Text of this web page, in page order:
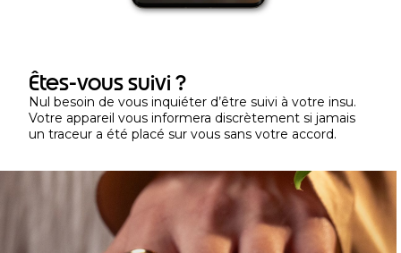
Êtes-vous suivi ?
Nul besoin de vous inquiéter d’être suivi à votre insu.
Votre appareil vous informera discrètement si jamais
un traceur a été placé sur vous sans votre accord.